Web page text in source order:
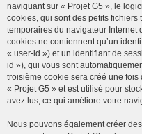
naviguant sur « Projet G5 », le
cookies, qui sont des petits
temporaires du navigateur Internet
cookies ne contiennent qu’un
« user-id ») et un identifiant de
id »), qui vous sont
troisième cookie sera créé une
« Projet G5 » et est utilisé pour
avez lus, ce qui améliore votre
Nous pouvons également créer